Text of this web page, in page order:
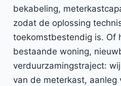
bekabeling,
zodat de oplossing
toekomstbestendig is. Of
bestaande woning,
verduurzamingstraject:
van de meterkast, aanleg